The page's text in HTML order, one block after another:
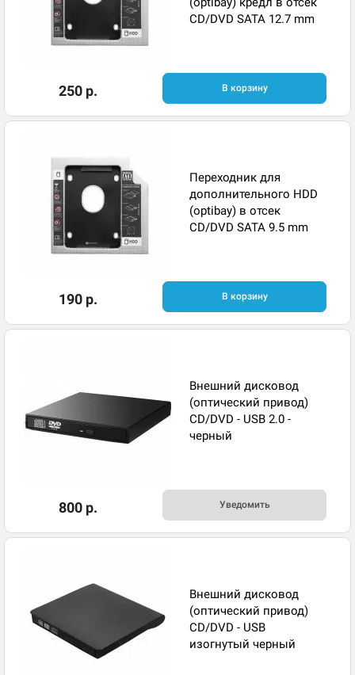
CD/DVD SATA 12.7 mm
250 р. В корзину
Переходник для
дополнительного HDD
(optibay) в отсек
CD/DVD SATA 9.5 mm
190 р. В корзину
Внешний дисковод
(оптический привод)
CD/DVD - USB 2.0 -
черный
800 р. Уведомить
Внешний дисковод
(оптический привод)
CD/DVD - USB
изогнутый черный